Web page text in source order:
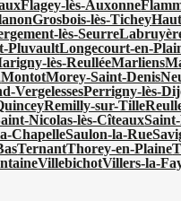
Flagey-lès-Auxonne
Grosbois-lès-Tichey
lès-Seurre
PluvaultLongecourt-en-
lès-ReulléeMarliens
MontotMorey-Saint-Denis
VergelessesPerrigny-lès-
Remilly-sur-Tille
Nicolas-lès-Cîteaux
ChapelleSaulon-la-Rue
TernantThorey-en-Plaine
VillebichotVillers-la-